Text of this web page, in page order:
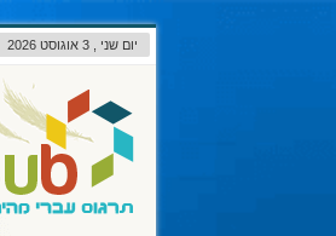
יום שני , 3 אוגוסט 2026